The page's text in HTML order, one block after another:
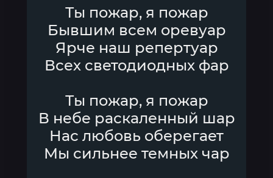
Ты пожар, я пожар
Бывшим всем оревуар
Ярче наш репертуар
Всех светодиодных фар
Ты пожар, я пожар
В небе раскаленный шар
Нас любовь оберегает
Мы сильнее темных чар